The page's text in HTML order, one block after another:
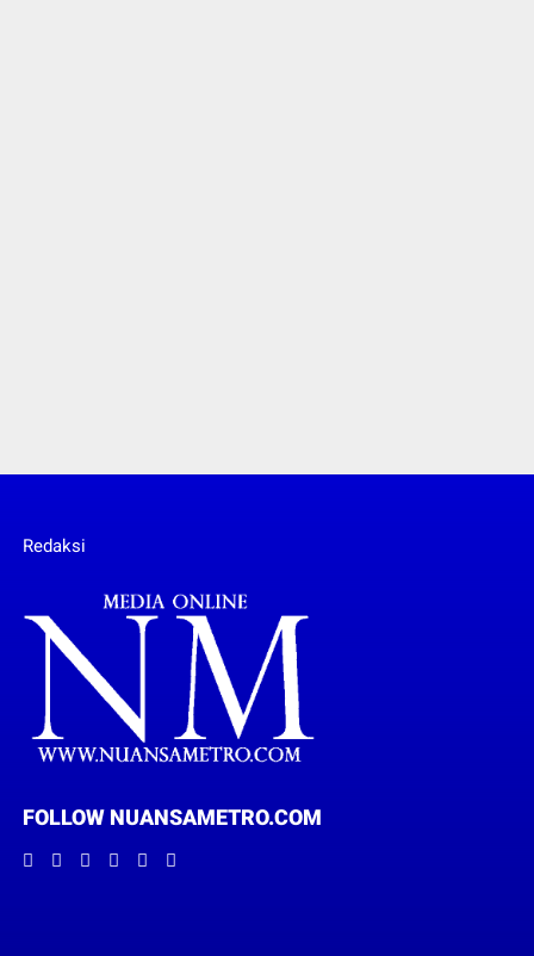
Redaksi
FOLLOW NUANSAMETRO.COM